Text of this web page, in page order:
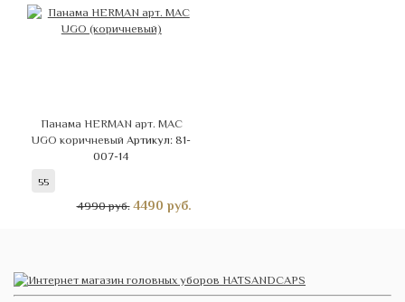
Панама HERMAN арт. MAC
UGO коричневыйАртикул: 81-
007-14
55
4990 руб. 4490 руб.